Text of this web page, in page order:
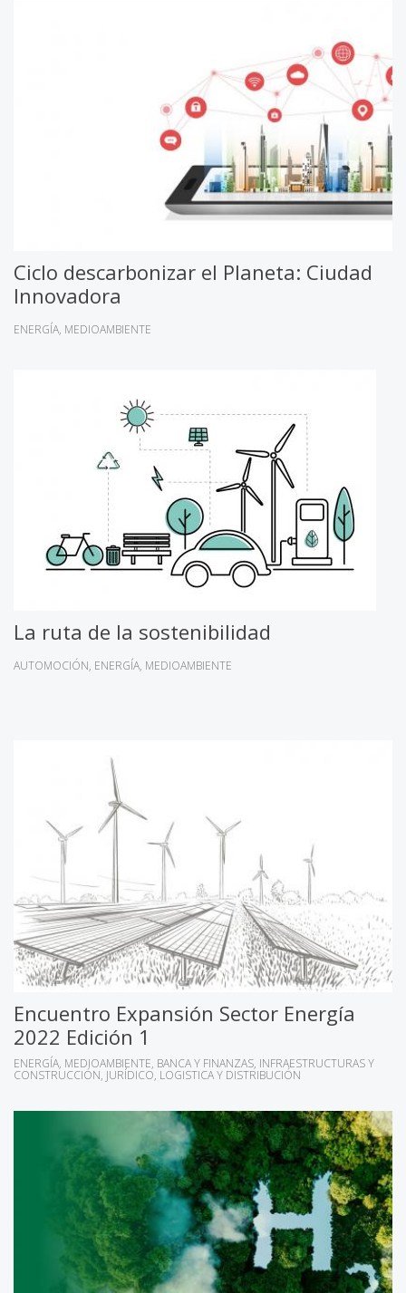
Ciclo descarbonizar el Planeta: Ciudad
Innovadora
ENERGÍA MEDIOAMBIENTE
La ruta de la sostenibilidad
AUTOMOCIÓN ENERGÍA MEDIOAMBIENTE
Encuentro Expansión Sector Energía
2022 Edición 1
ENERGÍA MEDIOAMBIENTE BANCA Y FINANZAS INFRAESTRUCTURAS Y
CONSTRUCCIÓN JURÍDICO LOGISTICA Y DISTRIBUCIÓN